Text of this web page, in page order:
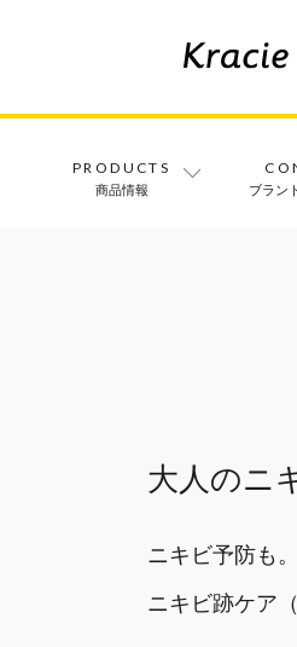
PRODUCTS
商品情報 ブラン
大人のニ
ニキビ予防も。
ニキビ跡ケア